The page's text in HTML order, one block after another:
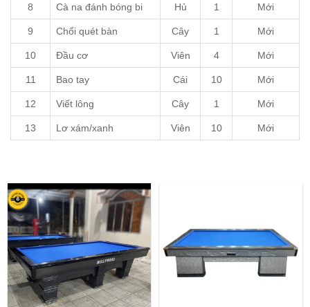
8 Cà na đánh bóng bi Hủ 1 Mới
9 Chổi quét bàn Cây 1 Mới
10 Đầu cơ Viên 4 Mới
11 Bao tay Cái 10 Mới
12 Viết lông Cây 1 Mới
13 Lơ xám/xanh Viên 10 Mới